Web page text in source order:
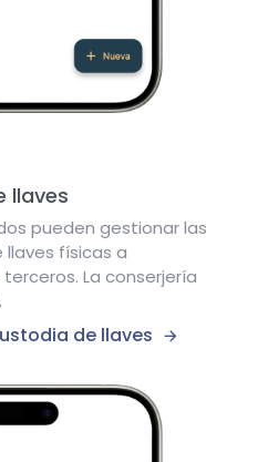
llaves
pueden gestionar las
físicas a
La conserjería
de llaves